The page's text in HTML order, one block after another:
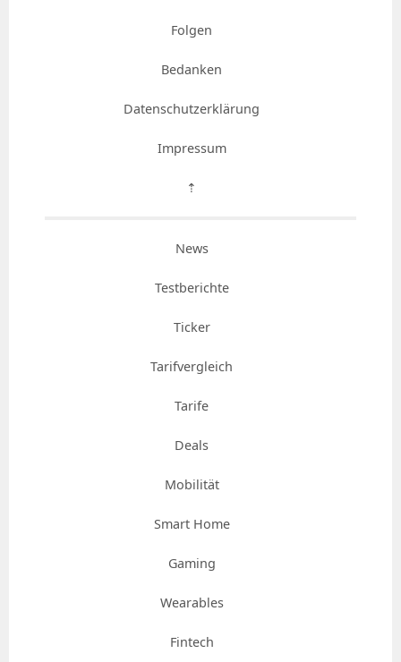
Folgen
Bedanken
Datenschutzerklärung
Impressum
⇡
News
Testberichte
Ticker
Tarifvergleich
Tarife
Deals
Mobilität
Smart Home
Gaming
Wearables
Fintech